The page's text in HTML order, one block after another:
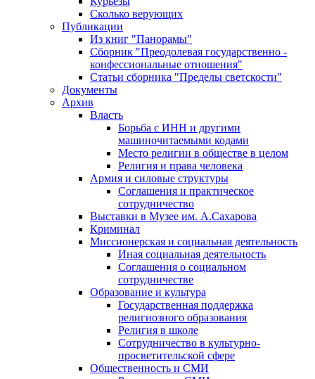
Сколько верующих
Публикации
Из книг "Панорамы"
Сборник "Преодолевая государственно -
конфессиональные отношения"
Статьи сборника "Пределы светскости"
Документы
Архив
Власть
Борьба с ИНН и другими
машиночитаемыми кодами
Место религии в обществе в целом
Религия и права человека
Армия и силовые структуры
Соглашения и практическое
сотрудничество
Выставки в Музее им. А.Сахарова
Криминал
Миссионерская и социальная деятельность
Иная социальная деятельность
Соглашения о социальном
сотрудничестве
Образование и культура
Государственная поддержка
религиозного образования
Религия в школе
Сотрудничество в культурно-
просветительской сфере
Общественность и СМИ